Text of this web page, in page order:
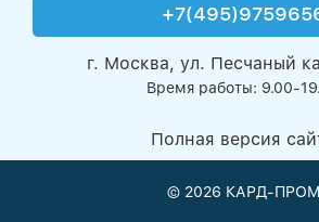
г. Москва, ул. Песчаный
Время работы: 9.00-
Полная версия
© 2026 КАРД-ПРОМ